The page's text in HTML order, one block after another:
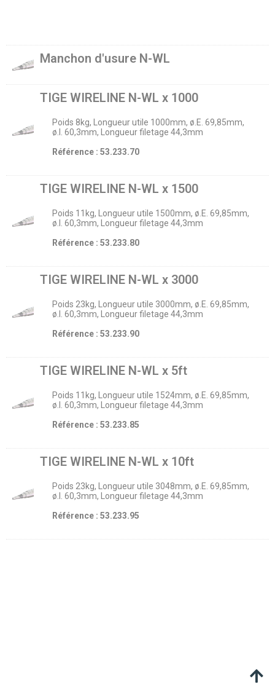
Manchon d'usure N-WL
TIGE WIRELINE N-WL x 1000
Poids 8kg, Longueur utile 1000mm, ø.E. 69,85mm,
ø.I. 60,3mm, Longueur filetage 44,3mm
Référence : 53.233.70
TIGE WIRELINE N-WL x 1500
Poids 11kg, Longueur utile 1500mm, ø.E. 69,85mm,
ø.I. 60,3mm, Longueur filetage 44,3mm
Référence : 53.233.80
TIGE WIRELINE N-WL x 3000
Poids 23kg, Longueur utile 3000mm, ø.E. 69,85mm,
ø.I. 60,3mm, Longueur filetage 44,3mm
Référence : 53.233.90
TIGE WIRELINE N-WL x 5ft
Poids 11kg, Longueur utile 1524mm, ø.E. 69,85mm,
ø.I. 60,3mm, Longueur filetage 44,3mm
Référence : 53.233.85
TIGE WIRELINE N-WL x 10ft
Poids 23kg, Longueur utile 3048mm, ø.E. 69,85mm,
ø.I. 60,3mm, Longueur filetage 44,3mm
Référence : 53.233.95